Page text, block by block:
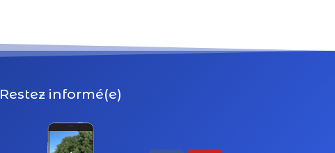
Restez informé(e)